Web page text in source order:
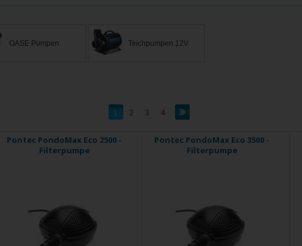
OASE Pumpen Teichpumpen 12V
1 2 3 4
Pontec PondoMax Eco 2500 -
Filterpumpe
Pontec PondoMax Eco 3500 -
Filterpumpe